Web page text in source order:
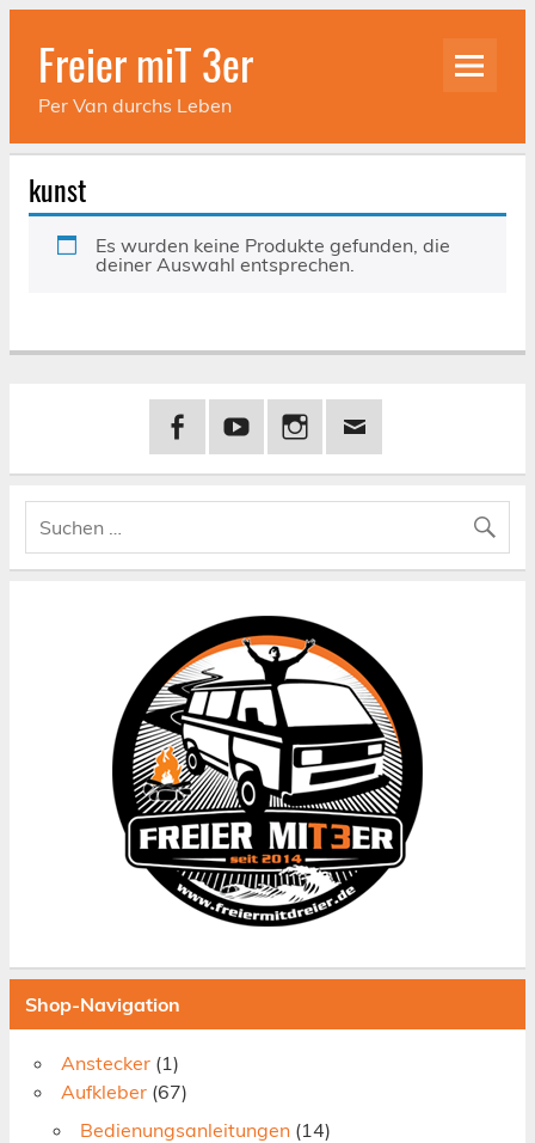
Skip
contentFreier miT 3er
Per Van durchs Leben
kunst
Es wurden keine Produkte gefunden, die
deiner Auswahl entsprechen.
Shop-Navigation
Anstecker (1)
Aufkleber (67)
Bedienungsanleitungen (14)